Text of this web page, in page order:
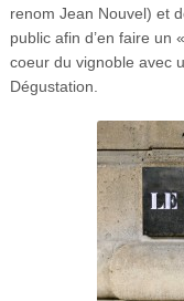
renom Jean Nouvel) et
public afin d’en faire un
coeur du vignoble avec
Dégustation.